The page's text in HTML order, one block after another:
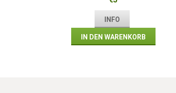
INFO
IN DEN WARENKORB